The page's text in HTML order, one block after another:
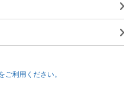
ご利用ください。